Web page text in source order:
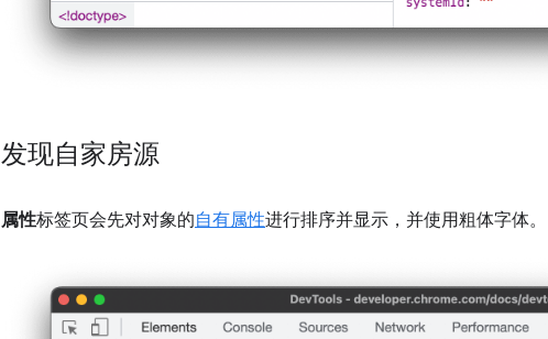
发现自家房源
属性标签页会先对对象的自有属性进行排序并显示，并使用粗体字体。